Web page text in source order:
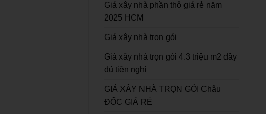
Giá xây nhà phần thô giá rẻ năm
2025 HCM
Giá xây nhà trọn gói
Giá xây nhà trọn gói 4.3 triệu m2 đầy
đủ tiện nghi
GIÁ XÂY NHÀ TRỌN GÓI Châu
ĐỐC GIÁ RẺ